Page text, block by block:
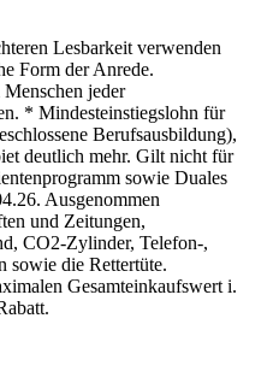
Lesbarkeit verwenden
Form der Anrede.
jeder
* Mindesteinstiegslohn für
Berufsausbildung),
deutlich mehr. Gilt nicht für
sowie Duales
Ausgenommen
und Zeitungen,
CO2-Zylinder, Telefon-,
sowie die Rettertüte.
Gesamteinkaufswert i.